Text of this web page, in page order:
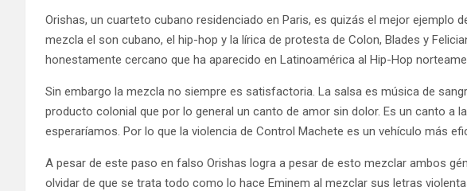
Orishas, un cuarteto cubano residenciado en Paris, es quizás el mejor ejemplo
mezcla el son cubano, el hip-hop y la lírica de protesta de Colon, Blades y
honestamente cercano que ha aparecido en Latinoamérica al Hip-Hop
Sin embargo la mezcla no siempre es satisfactoria. La salsa es música de
producto colonial que por lo general un canto de amor sin dolor. Es un canto a
esperaríamos. Por lo que la violencia de Control Machete es un vehículo más
A pesar de este paso en falso Orishas logra a pesar de esto mezclar ambos
olvidar de que se trata todo como lo hace Eminem al mezclar sus letras